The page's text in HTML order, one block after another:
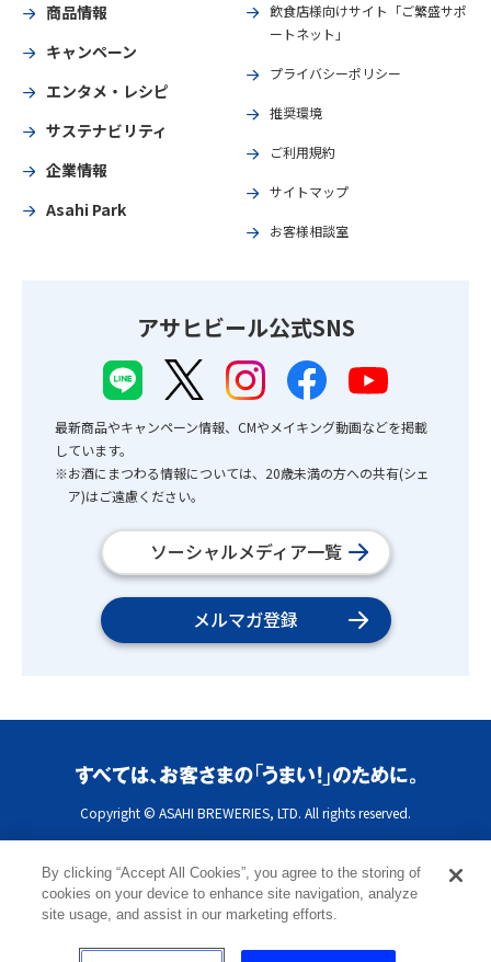
商品情報
キャンペーン
エンタメ・レシピ
サステナビリティ
企業情報
Asahi Park
飲食店様向けサイト「ご繁盛サポ
ートネット」
プライバシーポリシー
推奨環境
ご利用規約
サイトマップ
お客様相談室
アサヒビール公式SNS
最新商品やキャンペーン情報、CMやメイキング動画などを掲載
しています。
※お酒にまつわる情報については、20歳未満の方への共有(シェ
ア)はご遠慮ください。
ソーシャルメディア一覧
メルマガ登録
Copyright © ASAHI BREWERIES, LTD. All rights reserved.
By clicking “Accept All Cookies”, you agree to the storing of
cookies on your device to enhance site navigation, analyze
site usage, and assist in our marketing efforts.